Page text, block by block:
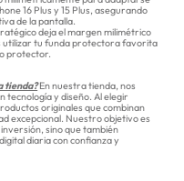
16 Plus y 15 Plus, asegurando
de la pantalla.
deja el margen milimétrico
utilizar tu funda protectora favorita
protector.
tienda?En nuestra tienda, nos
tecnología y diseño. Al elegir
originales que combinan
excepcional. Nuestro objetivo es
sino que también
diaria con confianza y